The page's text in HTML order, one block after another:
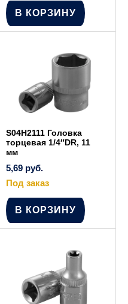
В КОРЗИНУ
S04H2111 Головка
торцевая 1/4″DR, 11
мм
5,69 руб.
Под заказ
В КОРЗИНУ